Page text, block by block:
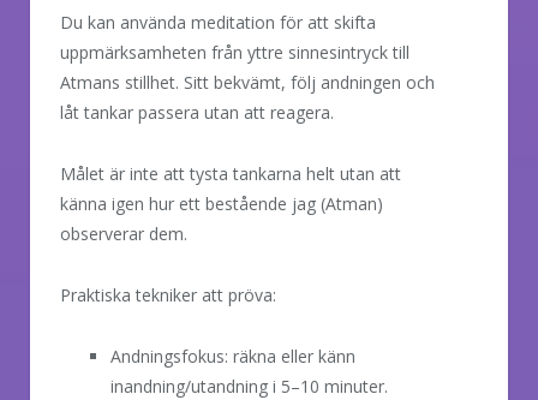
Du kan använda meditation för att skifta
uppmärksamheten från yttre sinnesintryck till
Atmans stillhet. Sitt bekvämt, följ andningen och
låt tankar passera utan att reagera.
Målet är inte att tysta tankarna helt utan att
känna igen hur ett bestående jag (Atman)
observerar dem.
Praktiska tekniker att pröva:
Andningsfokus: räkna eller känn
inandning/utandning i 5–10 minuter.